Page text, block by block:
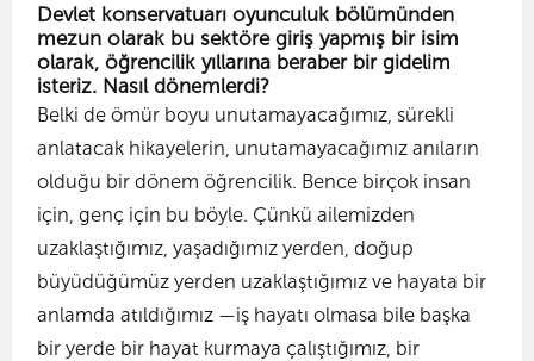
Devlet konservatuarı oyunculuk bölümünden
mezun olarak bu sektöre giriş yapmış bir isim
olarak, öğrencilik yıllarına beraber bir gidelim
isteriz. Nasıl dönemlerdi?
Belki de ömür boyu unutamayacağımız, sürekli
anlatacak hikayelerin, unutamayacağımız anıların
olduğu bir dönem öğrencilik. Bence birçok insan
için, genç için bu böyle. Çünkü ailemizden
uzaklaştığımız, yaşadığımız yerden, doğup
büyüdüğümüz yerden uzaklaştığımız ve hayata bir
anlamda atıldığımız —iş hayatı olmasa bile başka
bir yerde bir hayat kurmaya çalıştığımız, bir